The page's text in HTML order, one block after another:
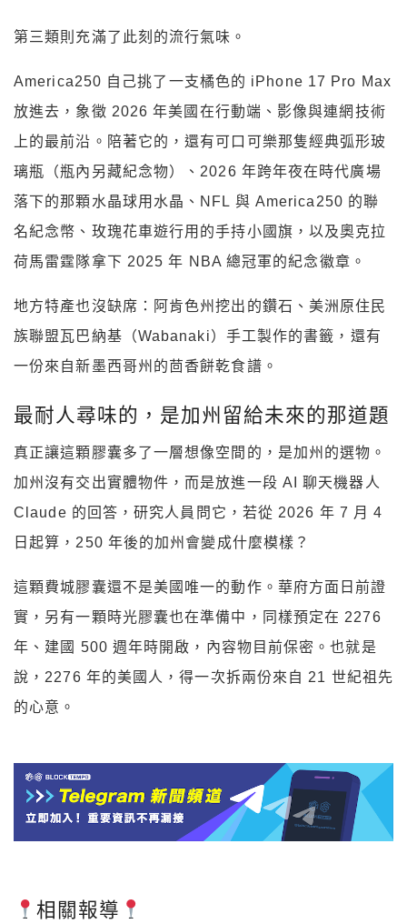
第三類則充滿了此刻的流行氣味。
America250 自己挑了一支橘色的 iPhone 17 Pro Max
放進去，象徵 2026 年美國在行動端、影像與連網技術
上的最前沿。陪著它的，還有可口可樂那隻經典弧形玻
璃瓶（瓶內另藏紀念物）、2026 年跨年夜在時代廣場
落下的那顆水晶球用水晶、NFL 與 America250 的聯
名紀念幣、玫瑰花車遊行用的手持小國旗，以及奧克拉
荷馬雷霆隊拿下 2025 年 NBA 總冠軍的紀念徽章。
地方特產也沒缺席：阿肯色州挖出的鑽石、美洲原住民
族聯盟瓦巴納基（Wabanaki）手工製作的書籤，還有
一份來自新墨西哥州的茴香餅乾食譜。
最耐人尋味的，是加州留給未來的那道題
真正讓這顆膠囊多了一層想像空間的，是加州的選物。
加州沒有交出實體物件，而是放進一段 AI 聊天機器人
Claude 的回答，研究人員問它，若從 2026 年 7 月 4
日起算，250 年後的加州會變成什麼模樣？
這顆費城膠囊還不是美國唯一的動作。華府方面日前證
實，另有一顆時光膠囊也在準備中，同樣預定在 2276
年、建國 500 週年時開啟，內容物目前保密。也就是
說，2276 年的美國人，得一次拆兩份來自 21 世紀祖先
的心意。
相關報導